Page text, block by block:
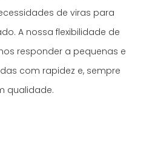
de viras para
A nossa flexibilidade de
responder a pequenas e
com rapidez e, sempre
qualidade.